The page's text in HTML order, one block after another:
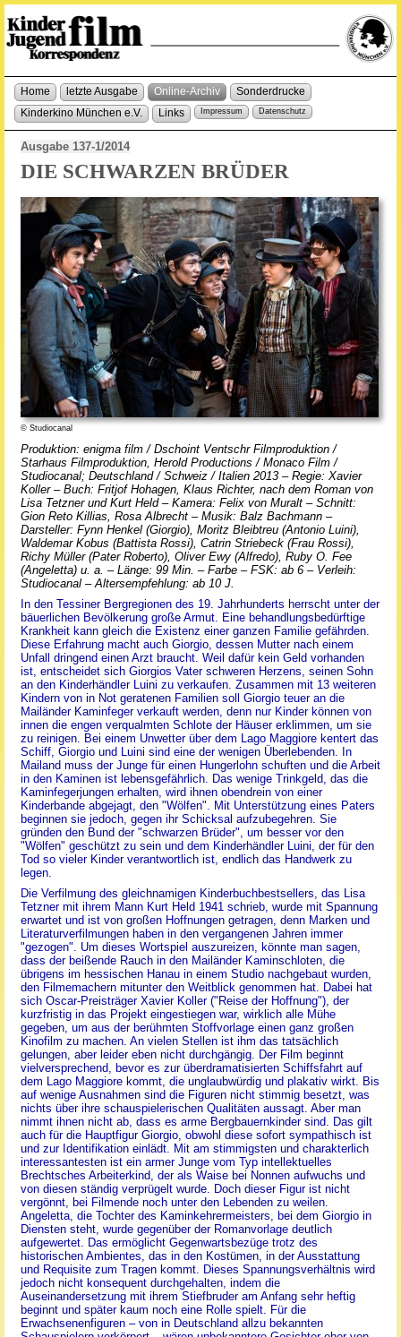
Home letzte Ausgabe Online-Archiv
Sonderdrucke
Kinderkino München e.V.
Links Impressum Datenschutz
Ausgabe 137-1/2014
DIE SCHWARZEN BRÜDER
© Studiocanal
Produktion: enigma film / Dschoint Ventschr Filmproduktion /
Starhaus Filmproduktion, Herold Productions / Monaco Film /
Studiocanal; Deutschland / Schweiz / Italien 2013 – Regie: Xavier
Koller – Buch: Fritjof Hohagen, Klaus Richter, nach dem Roman von
Lisa Tetzner und Kurt Held – Kamera: Felix von Muralt – Schnitt:
Gion Reto Killias, Rosa Albrecht – Musik: Balz Bachmann –
Darsteller: Fynn Henkel (Giorgio), Moritz Bleibtreu (Antonio Luini),
Waldemar Kobus (Battista Rossi), Catrin Striebeck (Frau Rossi),
Richy Müller (Pater Roberto), Oliver Ewy (Alfredo), Ruby O. Fee
(Angeletta) u. a. – Länge: 99 Min. – Farbe – FSK: ab 6 – Verleih:
Studiocanal – Altersempfehlung: ab 10 J.
In den Tessiner Bergregionen des 19. Jahrhunderts herrscht unter der
bäuerlichen Bevölkerung große Armut. Eine behandlungsbedürftige
Krankheit kann gleich die Existenz einer ganzen Familie gefährden.
Diese Erfahrung macht auch Giorgio, dessen Mutter nach einem
Unfall dringend einen Arzt braucht. Weil dafür kein Geld vorhanden
ist, entscheidet sich Giorgios Vater schweren Herzens, seinen Sohn
an den Kinderhändler Luini zu verkaufen. Zusammen mit 13 weiteren
Kindern von in Not geratenen Familien soll Giorgio teuer an die
Mailänder Kaminfeger verkauft werden, denn nur Kinder können von
innen die engen verqualmten Schlote der Häuser erklimmen, um sie
zu reinigen. Bei einem Unwetter über dem Lago Maggiore kentert das
Schiff, Giorgio und Luini sind eine der wenigen Überlebenden. In
Mailand muss der Junge für einen Hungerlohn schuften und die Arbeit
in den Kaminen ist lebensgefährlich. Das wenige Trinkgeld, das die
Kaminfegerjungen erhalten, wird ihnen obendrein von einer
Kinderbande abgejagt, den "Wölfen". Mit Unterstützung eines Paters
beginnen sie jedoch, gegen ihr Schicksal aufzubegehren. Sie
gründen den Bund der "schwarzen Brüder", um besser vor den
"Wölfen" geschützt zu sein und dem Kinderhändler Luini, der für den
Tod so vieler Kinder verantwortlich ist, endlich das Handwerk zu
legen.
Die Verfilmung des gleichnamigen Kinderbuchbestsellers, das Lisa
Tetzner mit ihrem Mann Kurt Held 1941 schrieb, wurde mit Spannung
erwartet und ist von großen Hoffnungen getragen, denn Marken und
Literaturverfilmungen haben in den vergangenen Jahren immer
"gezogen". Um dieses Wortspiel auszureizen, könnte man sagen,
dass der beißende Rauch in den Mailänder Kaminschloten, die
übrigens im hessischen Hanau in einem Studio nachgebaut wurden,
den Filmemachern mitunter den Weitblick genommen hat. Dabei hat
sich Oscar-Preisträger Xavier Koller ("Reise der Hoffnung"), der
kurzfristig in das Projekt eingestiegen war, wirklich alle Mühe
gegeben, um aus der berühmten Stoffvorlage einen ganz großen
Kinofilm zu machen. An vielen Stellen ist ihm das tatsächlich
gelungen, aber leider eben nicht durchgängig. Der Film beginnt
vielversprechend, bevor es zur überdramatisierten Schiffsfahrt auf
dem Lago Maggiore kommt, die unglaubwürdig und plakativ wirkt. Bis
auf wenige Ausnahmen sind die Figuren nicht stimmig besetzt, was
nichts über ihre schauspielerischen Qualitäten aussagt. Aber man
nimmt ihnen nicht ab, dass es arme Bergbauernkinder sind. Das gilt
auch für die Hauptfigur Giorgio, obwohl diese sofort sympathisch ist
und zur Identifikation einlädt. Mit am stimmigsten und charakterlich
interessantesten ist ein armer Junge vom Typ intellektuelles
Brechtsches Arbeiterkind, der als Waise bei Nonnen aufwuchs und
von diesen ständig verprügelt wurde. Doch dieser Figur ist nicht
vergönnt, bei Filmende noch unter den Lebenden zu weilen.
Angeletta, die Tochter des Kaminkehrermeisters, bei dem Giorgio in
Diensten steht, wurde gegenüber der Romanvorlage deutlich
aufgewertet. Das ermöglicht Gegenwartsbezüge trotz des
historischen Ambientes, das in den Kostümen, in der Ausstattung
und Requisite zum Tragen kommt. Dieses Spannungsverhältnis wird
jedoch nicht konsequent durchgehalten, indem die
Auseinandersetzung mit ihrem Stiefbruder am Anfang sehr heftig
beginnt und später kaum noch eine Rolle spielt. Für die
Erwachsenenfiguren – von in Deutschland allzu bekannten